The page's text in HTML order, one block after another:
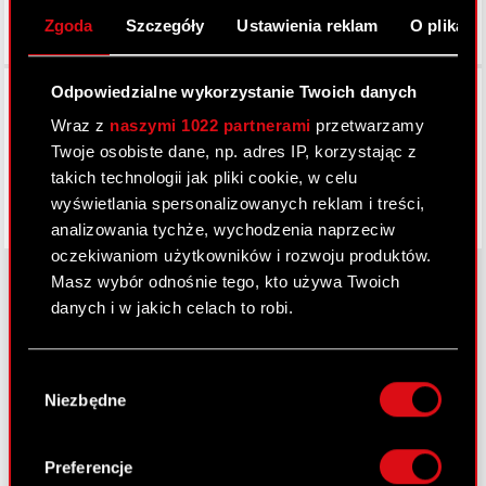
Zgoda Szczegóły Ustawienia reklam O
Odpowiedzialne wykorzystanie Twoich danych
Wraz z naszymi 1022 partnerami przetwarzamy
Twoje osobiste dane, np. adres IP, korzystając z
takich technologii jak pliki cookie, w celu
wyświetlania spersonalizowanych reklam i treści,
analizowania tychże, wychodzenia naprzeciw
oczekiwaniom użytkowników i rozwoju produktów.
Masz wybór odnośnie tego, kto używa Twoich
danych i w jakich celach to robi.
lokalizacji geograficznej z dokładnością nawet
Identyfikować Twoje urządzenie, aktywnie
zgody
Niezbędne
Preferencje
Facebook
Inwestorzy